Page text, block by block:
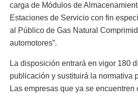
carga de Módulos de
Estaciones de Servicio con fin
al Público de Gas Natural
automotores”.
La disposición entrará en vigor 180
publicación y sustituirá la normativa
Las empresas que ya se encuentren